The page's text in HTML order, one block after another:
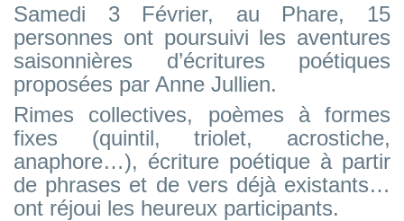
Samedi 3 Février, au Phare, 15
personnes ont poursuivi les aventures
saisonnières d’écritures poétiques
proposées par Anne Jullien.
Rimes collectives, poèmes à formes
fixes (quintil, triolet, acrostiche,
anaphore…), écriture poétique à partir
de phrases et de vers déjà existants…
ont réjoui les heureux participants.